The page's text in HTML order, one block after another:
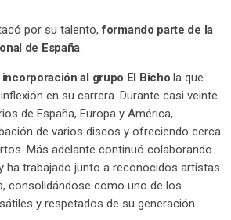
por su talento,formando parte de la
de España.
incorporación al grupo El Bicho la que
en su carrera. Durante casi veinte
de España, Europa y América,
de varios discos y ofreciendo cerca
Más adelante continuó colaborando
ha trabajado junto a reconocidos artistas
consolidándose como uno de los
y respetados de su generación.